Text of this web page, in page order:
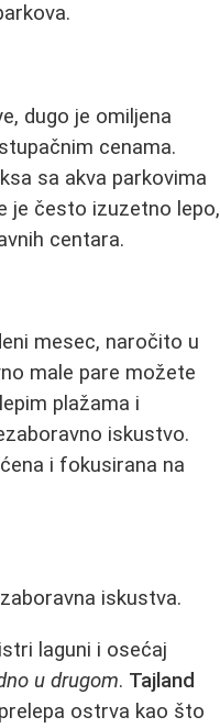
dugo je omiljena
cenama.
sa akva parkovima
je često izuzetno lepo,
centara.
mesec, naročito u
male pare možete
plažama i
iskustvo.
i fokusirana na
iskustva.
laguni i osećaj
u drugom. Tajland
ostrva kao što